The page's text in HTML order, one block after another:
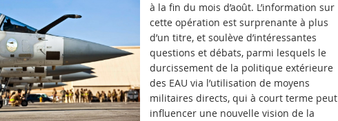
à la fin du mois d’août. L’information sur
cette opération est surprenante à plus
d’un titre, et soulève d’intéressantes
questions et débats, parmi lesquels le
durcissement de la politique extérieure
des EAU via l’utilisation de moyens
militaires directs, qui à court terme peut
influencer une nouvelle vision de la